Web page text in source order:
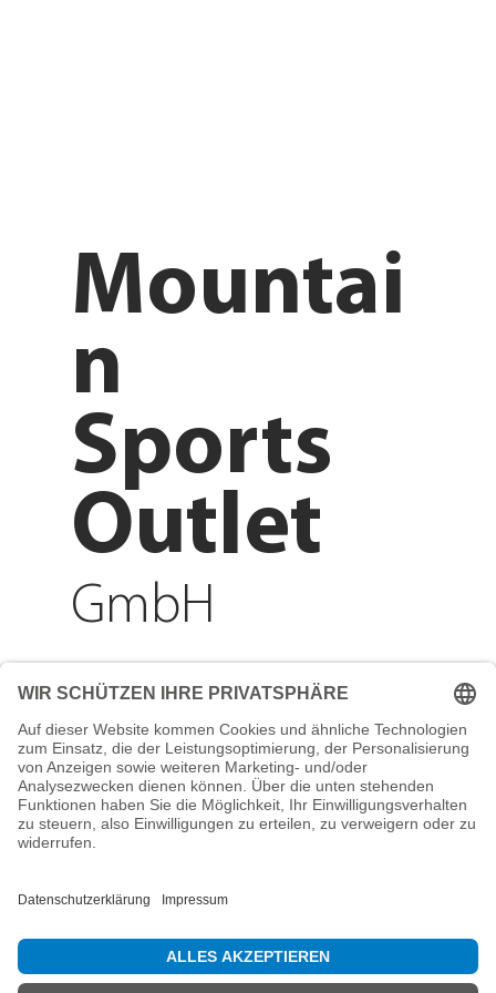
Adresse
Reichenberger Str. 1
84130 Dingolfing
Telefon
info@mountain-sports-
Mountai
n
Sports
Outlet
GmbH